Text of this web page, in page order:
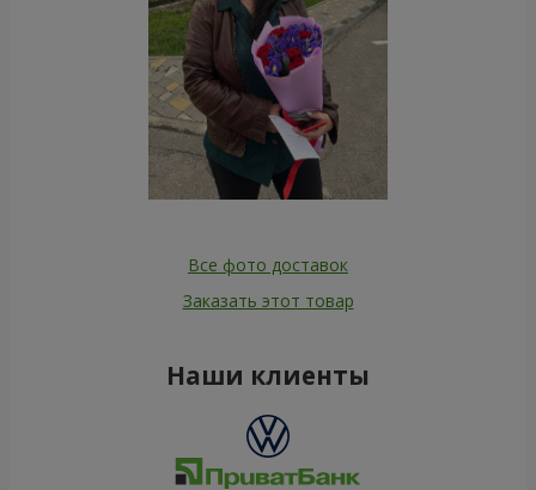
Все фото доставок
Заказать этот товар
Наши клиенты